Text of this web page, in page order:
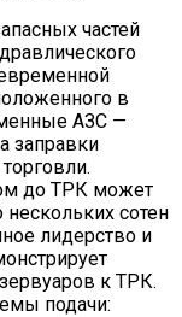
частей
в
АЗС —
заправки
до ТРК может
нескольких сотен
лидерство и
к ТРК.
подачи: